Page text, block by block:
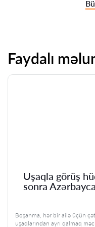
Faydalı
Uşaqla görüş
sonra
Boşanma, hər bir ailə üçün
uşaqlarından ayrı qalmaq